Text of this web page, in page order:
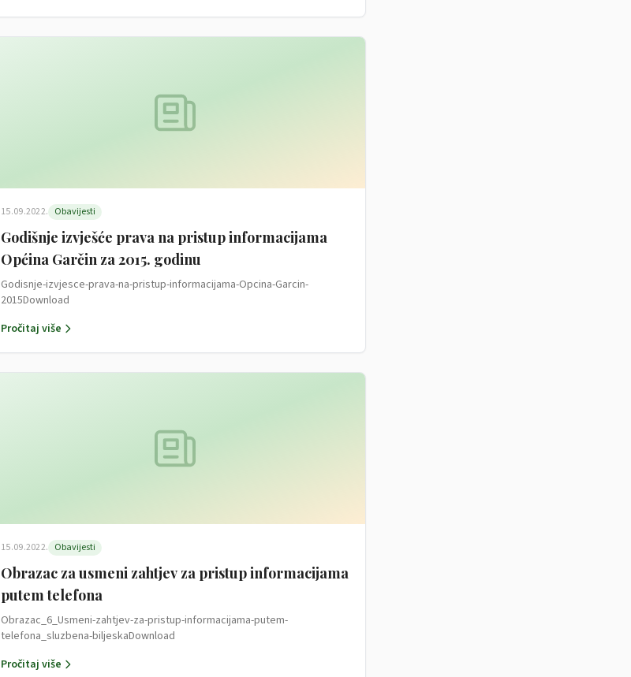
15.09.2022. Obavijesti
Godišnje izvješće prava na pristup informacijama
Općina Garčin za 2015. godinu
Godisnje-izvjesce-prava-na-pristup-informacijama-Opcina-Garcin-
2015Download
Pročitaj više
15.09.2022. Obavijesti
Obrazac za usmeni zahtjev za pristup informacijama
putem telefona
Obrazac_6_Usmeni-zahtjev-za-pristup-informacijama-putem-
telefona_sluzbena-biljeskaDownload
Pročitaj više